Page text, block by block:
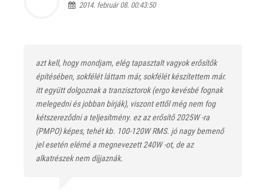
2014. február 08. 00:43:50
azt kell, hogy mondjam, elég tapasztalt vagyok erősítők
építésében, sokfélét láttam már, sokfélét készítettem már.
itt együtt dolgoznak a tranzisztorok (ergo kevésbé fognak
melegedni és jobban bírják), viszont ettől még nem fog
kétszereződni a teljesítmény. ez az erősítő 2025W -ra
(PMPO) képes, tehét kb. 100-120W RMS. jó nagy bemenő
jel esetén elérné a megnevezett 240W -ot, de az
alkatrészek nem díjjaznák.